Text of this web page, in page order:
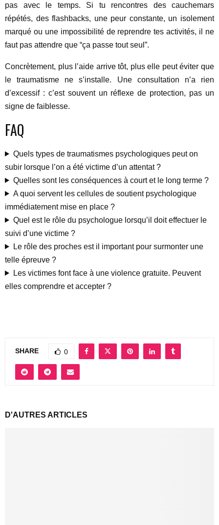
pas avec le temps. Si tu rencontres des cauchemars
répétés, des flashbacks, une peur constante, un isolement
marqué ou une impossibilité de reprendre tes activités, il ne
faut pas attendre que “ça passe tout seul”.
Concrètement, plus l’aide arrive tôt, plus elle peut éviter que
le traumatisme ne s’installe. Une consultation n’a rien
d’excessif : c’est souvent un réflexe de protection, pas un
signe de faiblesse.
FAQ
Quels types de traumatismes psychologiques peut on
subir lorsque l’on a été victime d’un attentat ?
Quelles sont les conséquences à court et le long terme ?
A quoi servent les cellules de soutient psychologique
immédiatement mise en place ?
Quel est le rôle du psychologue lorsqu’il doit effectuer le
suivi d’une victime ?
Le rôle des proches est il important pour surmonter une
telle épreuve ?
Les victimes font face à une violence gratuite. Peuvent
elles comprendre et accepter ?
SHARE 0
D'AUTRES ARTICLES